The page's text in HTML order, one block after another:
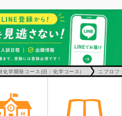
化学開発コース(旧：化学コース) ニプロフ